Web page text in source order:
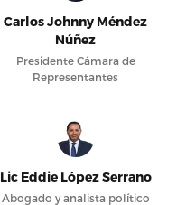
Carlos Johnny Méndez
Núñez
Presidente Cámara de
Representantes
Lic Eddie López Serrano
Abogado y analista político